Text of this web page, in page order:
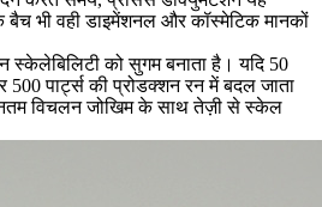
बैच भी वही डाइमेंशनल और कॉस्मेटिक मानकों
स्केलेबिलिटी को सुगम बनाता है। यदि 50
पार्ट्स की प्रोडक्शन रन में बदल जाता
विचलन जोखिम के साथ तेज़ी से स्केल